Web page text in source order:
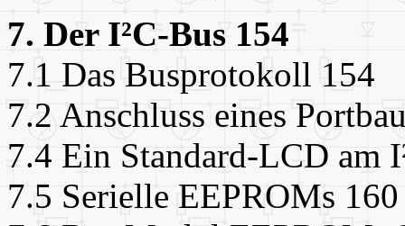
7. Der I²C-Bus 154
7.1 Das Busprotokoll 154
7.2 Anschluss eines
7.4 Ein Standard-LCD am
7.5 Serielle EEPROMs 160